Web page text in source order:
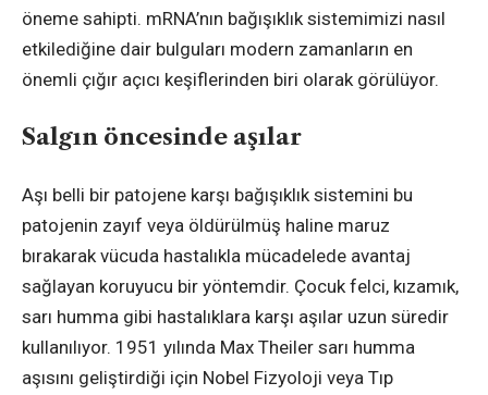
öneme sahipti. mRNA’nın bağışıklık sistemimizi nasıl
etkilediğine dair bulguları modern zamanların en
önemli çığır açıcı keşiflerinden biri olarak görülüyor.
Salgın öncesinde aşılar
Aşı belli bir patojene karşı bağışıklık sistemini bu
patojenin zayıf veya öldürülmüş haline maruz
bırakarak vücuda hastalıkla mücadelede avantaj
sağlayan koruyucu bir yöntemdir. Çocuk felci, kızamık,
sarı humma gibi hastalıklara karşı aşılar uzun süredir
kullanılıyor. 1951 yılında Max Theiler sarı humma
aşısını geliştirdiği için Nobel Fizyoloji veya Tıp